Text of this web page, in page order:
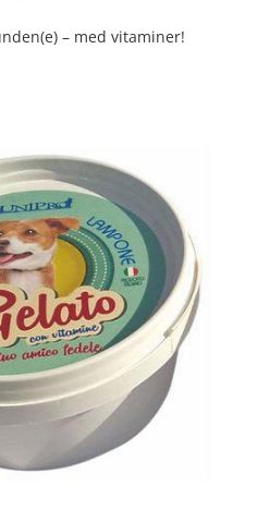
– med vitaminer!